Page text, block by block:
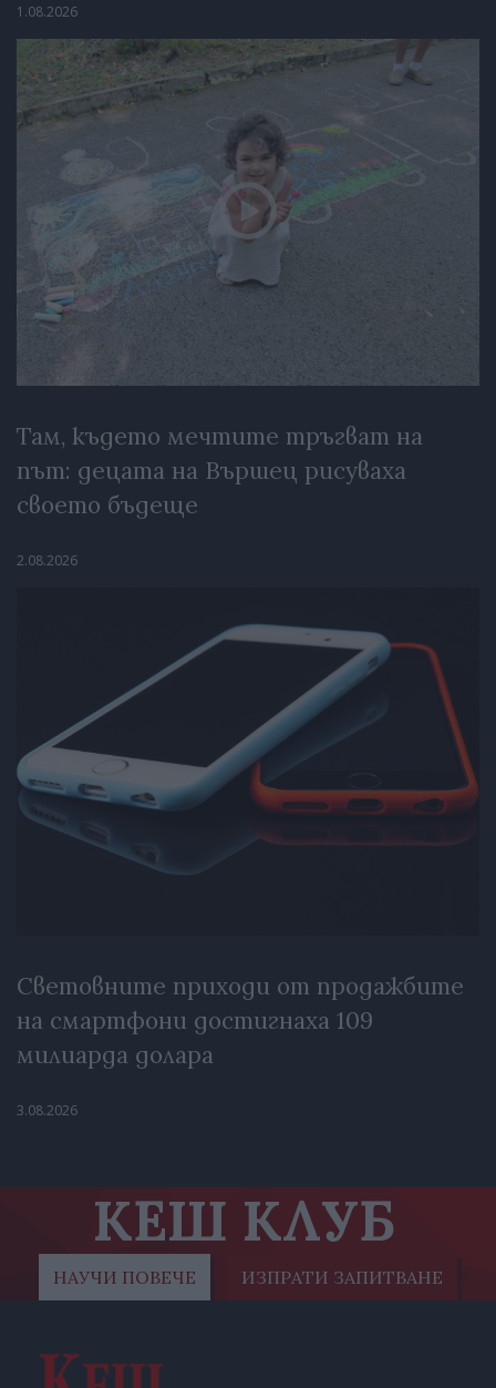
1.08.2026
Там, където мечтите тръгват на
път: децата на Вършец рисуваха
своето бъдеще
2.08.2026
Световните приходи от продажбите
на смартфони достигнаха 109
милиарда долара
3.08.2026
КЕШ КЛУБ
НАУЧИ ПОВЕЧЕ ИЗПРАТИ ЗАПИТВАНЕ